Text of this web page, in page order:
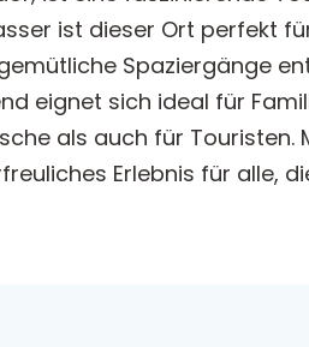
ist dieser Ort perfekt
Spaziergänge
eignet sich ideal für
als auch für
Erlebnis für alle,